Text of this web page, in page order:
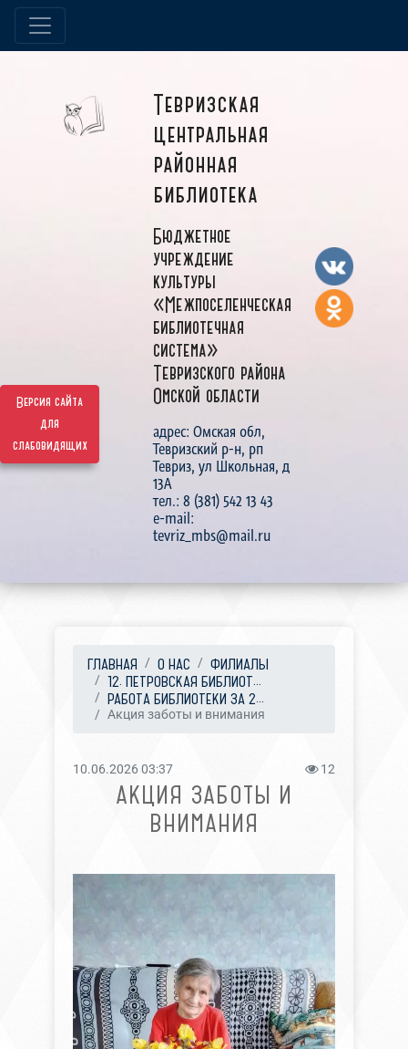
Версия сайта
для
слабовидящих
Тевризская
центральная
районная
библиотека
Бюджетное
учреждение
культуры
«Межпоселенческая
библиотечная
система»
Тевризского района
Омской области
адрес: Омская обл,
Тевризский р-н, рп
Тевриз, ул Школьная, д
13А
тел.: 8 (381) 542 13 43
e-mail:
tevriz_mbs@mail.ru
ГЛАВНАЯ О НАС
ФИЛИАЛЫ
12. ПЕТРОВСКАЯ БИБЛИОТ...
РАБОТА БИБЛИОТЕКИ ЗА 2...
Акция заботы и внимания
10.06.2026 03:37 12
АКЦИЯ ЗАБОТЫ И
ВНИМАНИЯ